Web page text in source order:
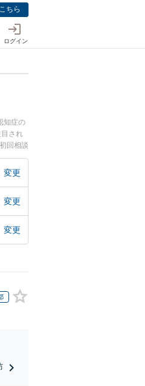
ちら
ログイン
知症の
され
回相談
変更
変更
変更